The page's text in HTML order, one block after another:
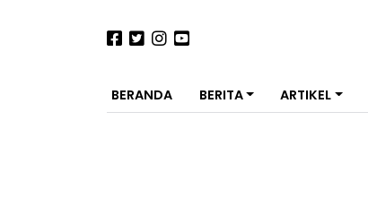
BERANDA BERITA ARTIKEL